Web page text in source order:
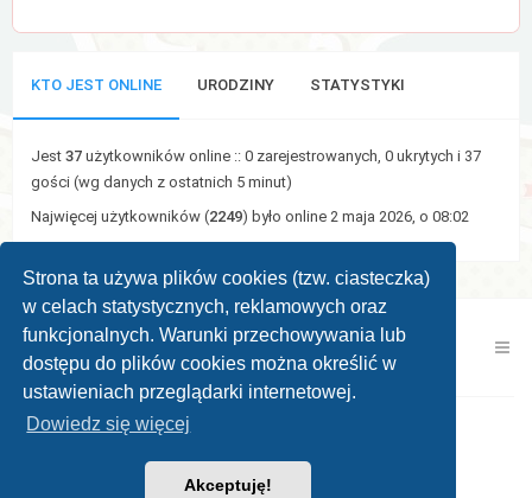
Strona ta używa plików cookies (tzw. ciasteczka)
w celach statystycznych, reklamowych oraz
funkcjonalnych. Warunki przechowywania lub
dostępu do plików cookies można określić w
ustawieniach przeglądarki internetowej.
Dowiedz się więcej
Akceptuję!
KTO JEST ONLINE URODZINY STATYSTYKI
Jest 37 użytkowników online :: 0 zarejestrowanych, 0 ukrytych i 37
gości (wg danych z ostatnich 5 minut)
Najwięcej użytkowników (2249) było online 2 maja 2026, o 08:02
Kontakt z nami Zespół administracyjny